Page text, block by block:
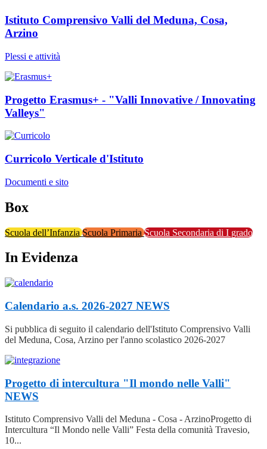
Istituto Comprensivo Valli del Meduna, Cosa,
Arzino
Plessi e attività
Progetto Erasmus+ - "Valli Innovative / Innovating
Valleys"
Curricolo Verticale d'Istituto
Documenti e sito
Box
Scuola dell’InfanziaScuola PrimariaScuola Secondaria di I grado
In Evidenza
Calendario a.s. 2026-2027 NEWS
Si pubblica di seguito il calendario dell'Istituto Comprensivo Valli
del Meduna, Cosa, Arzino per l'anno scolastico 2026-2027
Progetto di intercultura "Il mondo nelle Valli"
NEWS
Istituto Comprensivo Valli del Meduna - Cosa - ArzinoProgetto di
Intercultura “Il Mondo nelle Valli” Festa della comunità Travesio,
10...